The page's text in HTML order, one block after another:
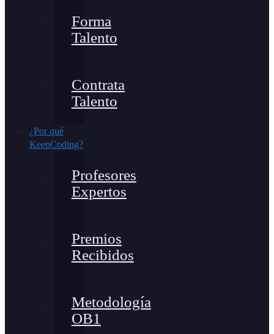
Forma
Talento
Contrata
Talento
¿Por qué
KeepCoding?
Profesores
Expertos
Premios
Recibidos
Metodología
OB1